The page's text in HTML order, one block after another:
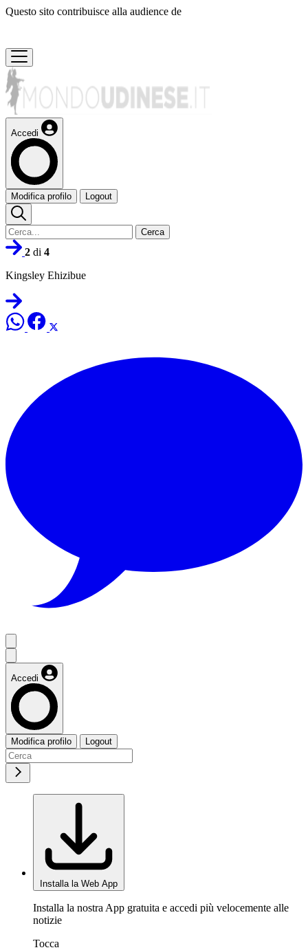
Questo sito contribuisce alla audience de
Accedi
Modifica profilo Logout
Cerca
2 di 4
Kingsley Ehizibue
Accedi
Modifica profilo Logout
Installa la Web App
Installa la nostra App gratuita e accedi più velocemente alle
notizie
Tocca